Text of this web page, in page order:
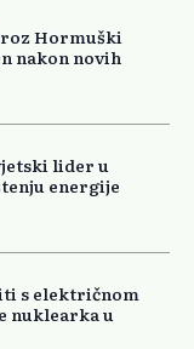
Hormuški
nakon novih
lider u
energije
s električnom
nuklearka u